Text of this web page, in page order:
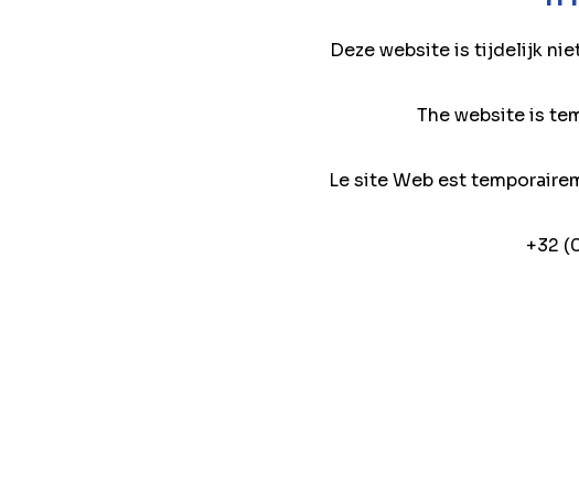
Deze website is tijdelijk
The website is
Le site Web est
+32